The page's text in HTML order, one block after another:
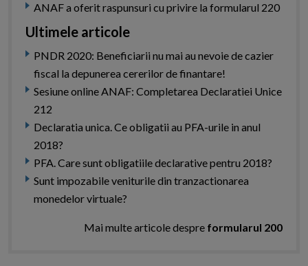
ANAF a oferit raspunsuri cu privire la formularul 220
Ultimele articole
PNDR 2020: Beneficiarii nu mai au nevoie de cazier
fiscal la depunerea cererilor de finantare!
Sesiune online ANAF: Completarea Declaratiei Unice
212
Declaratia unica. Ce obligatii au PFA-urile in anul
2018?
PFA. Care sunt obligatiile declarative pentru 2018?
Sunt impozabile veniturile din tranzactionarea
monedelor virtuale?
Mai multe articole despre formularul 200